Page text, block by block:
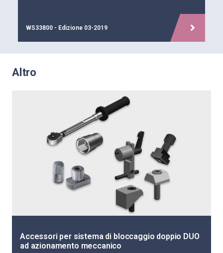
WS33800 - Edizione 03-2019
Altro
Accessori per sistema di bloccaggio doppio DUO
ad azionamento meccanico